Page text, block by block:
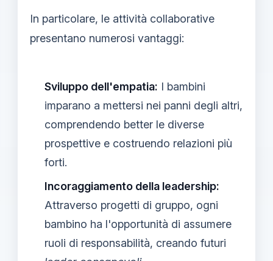
In particolare, le attività collaborative
presentano numerosi vantaggi:
Sviluppo dell'empatia: I bambini
imparano a mettersi nei panni degli altri,
comprendendo better le diverse
prospettive e costruendo relazioni più
forti.
Incoraggiamento della leadership:
Attraverso progetti di gruppo, ogni
bambino ha l'opportunità di assumere
ruoli di responsabilità, creando futuri